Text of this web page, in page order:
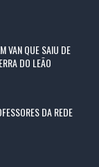
VAN QUE SAIU DE
DO LEÃO
DA REDE